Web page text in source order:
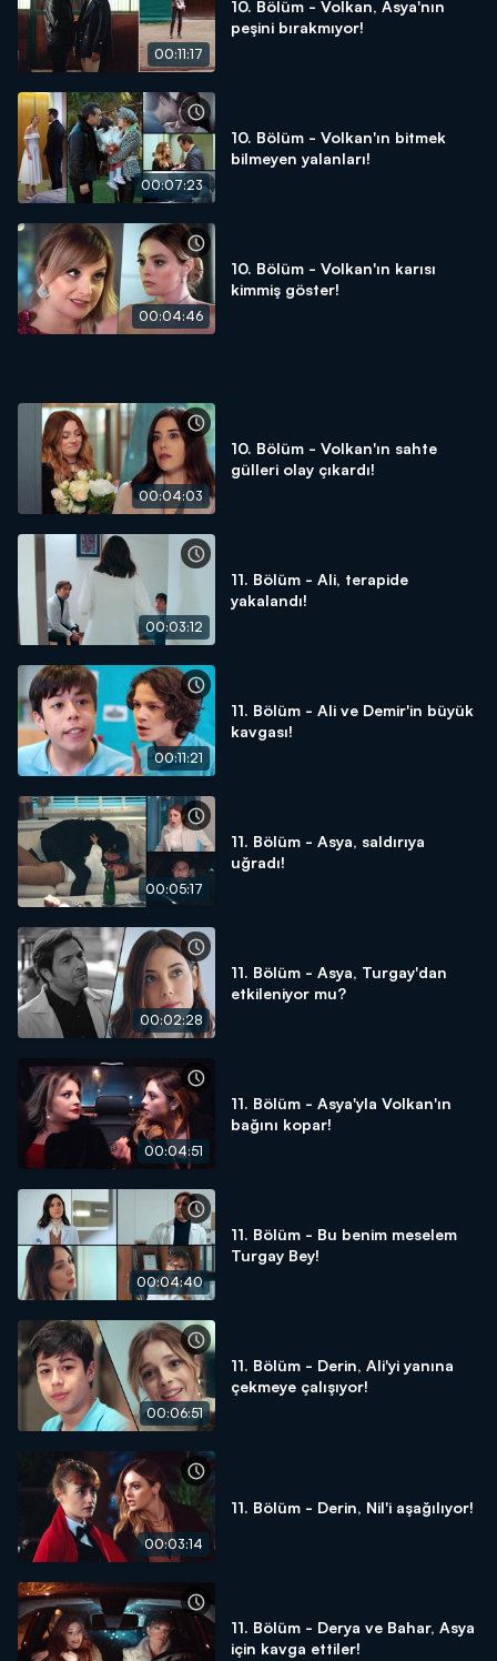
00:11:17
10. Bölüm - Volkan, Asya'nın
peşini bırakmıyor!
00:07:23
10. Bölüm - Volkan'ın bitmek
bilmeyen yalanları!
00:04:46
10. Bölüm - Volkan'ın karısı
kimmiş göster!
00:04:03
10. Bölüm - Volkan'ın sahte
gülleri olay çıkardı!
00:03:12
11. Bölüm - Ali, terapide
yakalandı!
00:11:21
11. Bölüm - Ali ve Demir'in büyük
kavgası!
00:05:17
11. Bölüm - Asya, saldırıya
uğradı!
00:02:28
11. Bölüm - Asya, Turgay'dan
etkileniyor mu?
00:04:51
11. Bölüm - Asya'yla Volkan'ın
bağını kopar!
00:04:40
11. Bölüm - Bu benim meselem
Turgay Bey!
00:06:51
11. Bölüm - Derin, Ali'yi yanına
çekmeye çalışıyor!
00:03:14
11. Bölüm - Derin, Nil'i aşağılıyor!
11. Bölüm - Derya ve Bahar, Asya
için kavga ettiler!